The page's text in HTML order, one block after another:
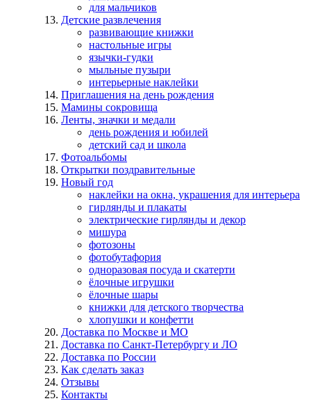
для мальчиков
Детские развлечения
развивающие книжки
настольные игры
язычки-гудки
мыльные пузыри
интерьерные наклейки
Приглашения на день рождения
Мамины сокровища
Ленты, значки и медали
день рождения и юбилей
детский сад и школа
Фотоальбомы
Открытки поздравительные
Новый год
наклейки на окна, украшения для интерьера
гирлянды и плакаты
электрические гирлянды и декор
мишура
фотозоны
фотобутафория
одноразовая посуда и скатерти
ёлочные игрушки
ёлочные шары
книжки для детского творчества
хлопушки и конфетти
Доставка по Москве и МО
Доставка по Санкт-Петербургу и ЛО
Доставка по России
Как сделать заказ
Отзывы
Контакты